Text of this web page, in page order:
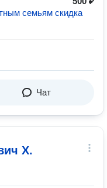
семьям скидка
Чат
Х.